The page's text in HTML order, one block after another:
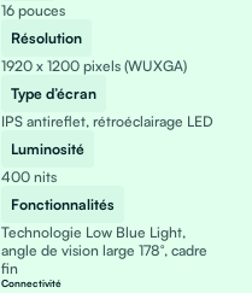
16 pouces
Résolution
1920 x 1200 pixels (WUXGA)
Type d’écran
IPS antireflet, rétroéclairage LED
Luminosité
400 nits
Fonctionnalités
Technologie Low Blue Light,
angle de vision large 178°, cadre
fin
Connectivité